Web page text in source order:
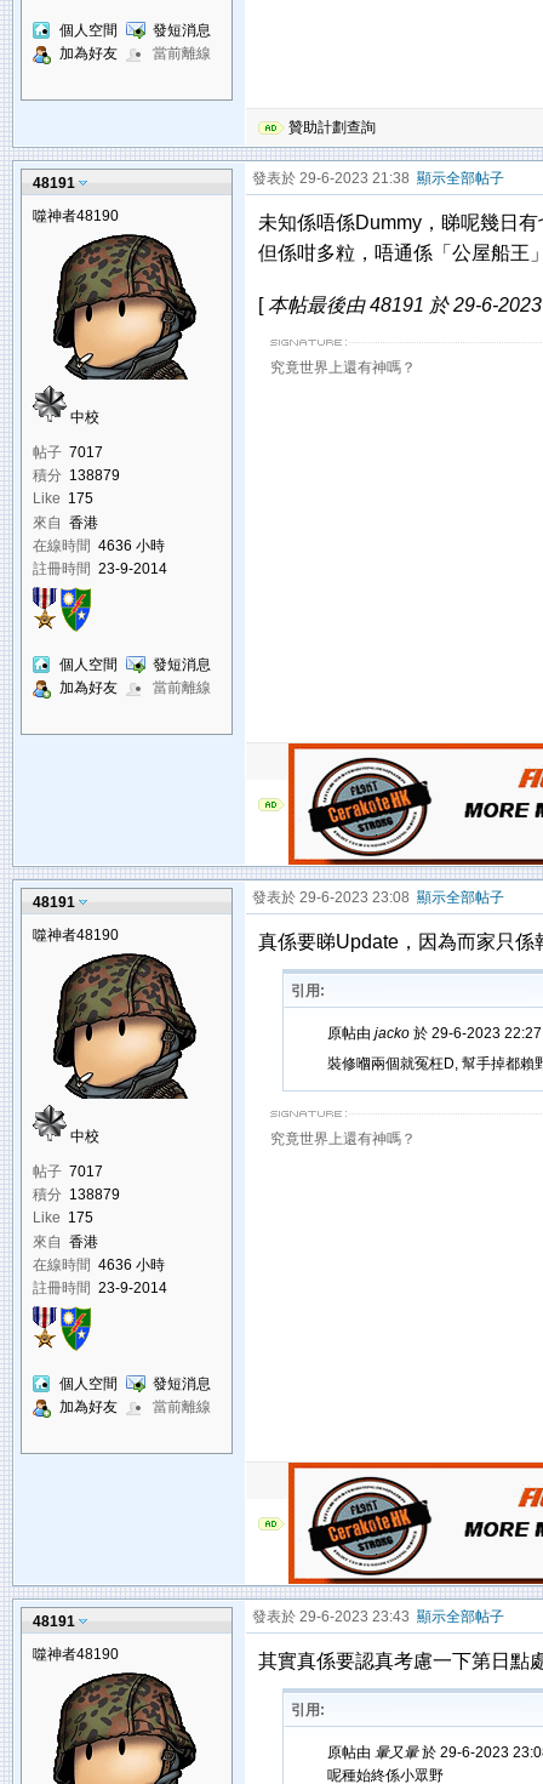
個人空間
發短消息
加為好友
當前離線
贊助計劃查詢
48191
噬神者48190
中校
帖子 7017
積分 138879
Like 175
來自 香港
在線時間 4636 小時
註冊時間 23-9-2014
個人空間
發短消息
加為好友
當前離線
發表於 29-6-2023 21:38 顯示全部帖子
未知係唔係Dummy，睇呢幾日
但係咁多粒，唔通係「公屋船王
[本帖最後由 48191 於 29-6-
究竟世界上還有神嗎？
48191
噬神者48190
中校
帖子 7017
積分 138879
Like 175
來自 香港
在線時間 4636 小時
註冊時間 23-9-2014
個人空間
發短消息
加為好友
當前離線
發表於 29-6-2023 23:08 顯示全部帖子
真係要睇Update，因為而家只
引用:
原帖由 jacko於 29-6-2023
裝修嗰兩個就冤枉D, 幫手掉都賴
究竟世界上還有神嗎？
48191
噬神者48190
發表於 29-6-2023 23:43 顯示全部帖子
其實真係要認真考慮一下第日點
引用:
原帖由 暈又暈於 29-6-2023
呢種始終係小眾野